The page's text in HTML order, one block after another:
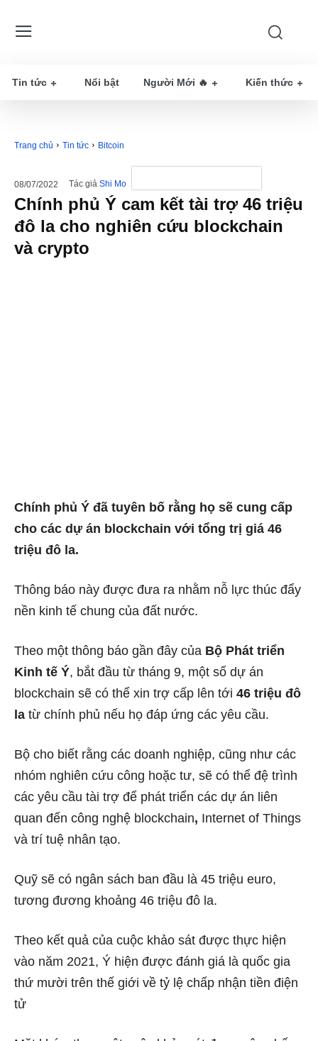
Tin tức Nổi bật Người Mới 🔥 Kiến thức
Trang chủ Tin tức Bitcoin
08/07/2022 Tác giả Shi Mo
Chính phủ Ý cam kết tài trợ 46 triệu
đô la cho nghiên cứu blockchain
và crypto
Chính phủ Ý đã tuyên bố rằng họ sẽ cung cấp
cho các dự án blockchain với tổng trị giá 46
triệu đô la.
Thông báo này được đưa ra nhằm nỗ lực thúc đẩy
nền kinh tế chung của đất nước.
Theo một thông báo gần đây của Bộ Phát triển
Kinh tế Ý, bắt đầu từ tháng 9, một số dự án
blockchain sẽ có thể xin trợ cấp lên tới 46 triệu đô
la từ chính phủ nếu họ đáp ứng các yêu cầu.
Bộ cho biết rằng các doanh nghiệp, cũng như các
nhóm nghiên cứu công hoặc tư, ​​sẽ có thể đệ trình
các yêu cầu tài trợ để phát triển các dự án liên
quan đến công nghệ blockchain, Internet of Things
và trí tuệ nhân tạo.
Quỹ sẽ có ngân sách ban đầu là 45 triệu euro,
tương đương khoảng 46 triệu đô la.
Theo kết quả của cuộc khảo sát được thực hiện
vào năm 2021, Ý hiện được đánh giá là quốc gia
thứ mười trên thế giới về tỷ lệ chấp nhận tiền điện
tử